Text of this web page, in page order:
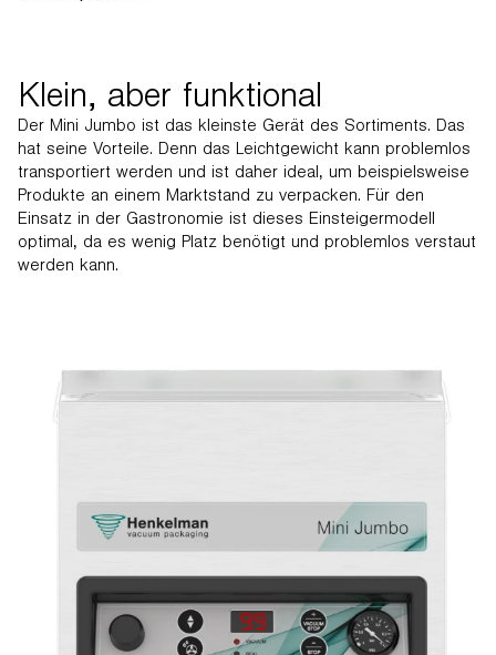
Klein, aber funktional
Der Mini Jumbo ist das kleinste Gerät des Sortiments. Das
hat seine Vorteile. Denn das Leichtgewicht kann problemlos
transportiert werden und ist daher ideal, um beispielsweise
Produkte an einem Marktstand zu verpacken. Für den
Einsatz in der Gastronomie ist dieses Einsteigermodell
optimal, da es wenig Platz benötigt und problemlos verstaut
werden kann.